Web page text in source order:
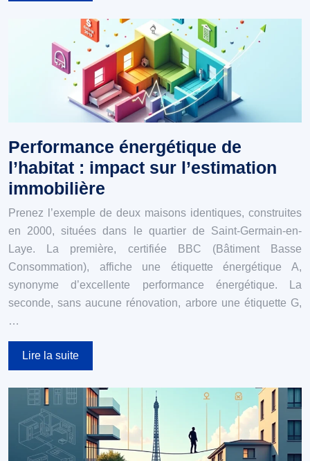
Performance énergétique de
l’habitat : impact sur l’estimation
immobilière
Prenez l’exemple de deux maisons identiques, construites
en 2000, situées dans le quartier de Saint-Germain-en-
Laye. La première, certifiée BBC (Bâtiment Basse
Consommation), affiche une étiquette énergétique A,
synonyme d’excellente performance énergétique. La
seconde, sans aucune rénovation, arbore une étiquette G,
…
Lire la suite